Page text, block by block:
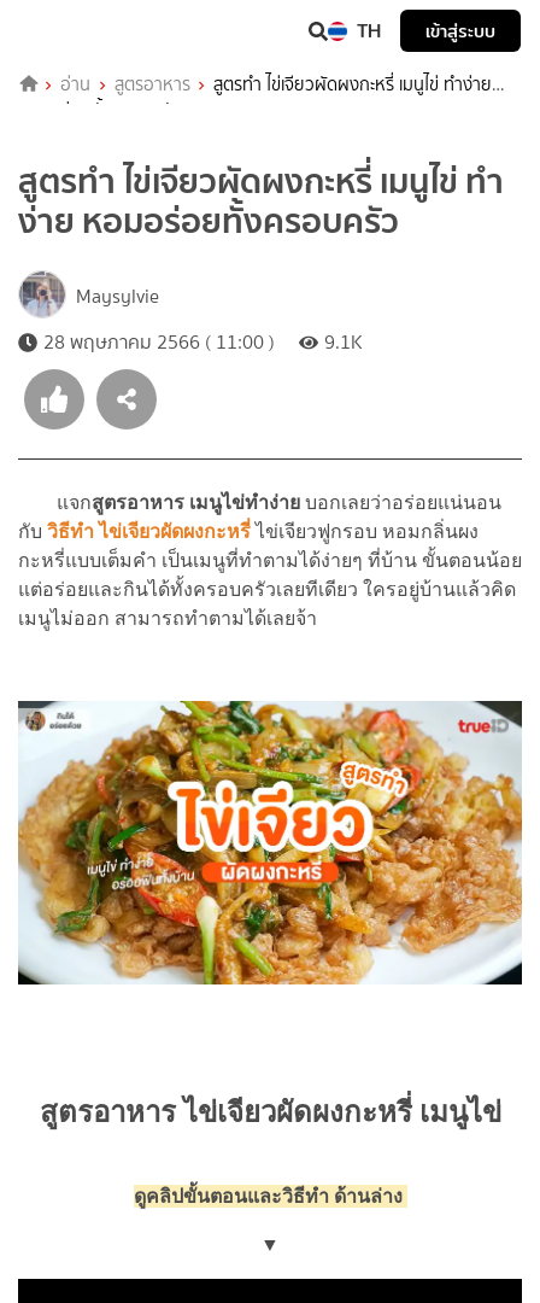
TH เข้าสู่ระบบ
อ่าน สูตรอาหาร
สูตรทำ ไข่เจียวผัดผงกะหรี่ เมนูไข่ ทำง่าย
หอมอร่อยทั้งครอบครัว
สูตรทำ ไข่เจียวผัดผงกะหรี่ เมนูไข่ ทำ
ง่าย หอมอร่อยทั้งครอบครัว
Maysylvie
28 พฤษภาคม 2566 ( 11:00 )
9.1K
แจกสูตรอาหาร เมนูไข่ทำง่าย บอกเลยว่าอร่อยแน่นอน
กับ วิธีทำไข่เจียวผัดผงกะหรี่ไข่เจียวฟูกรอบ หอมกลิ่นผง
กะหรี่แบบเต็มคำ เป็นเมนูที่ทำตามได้ง่ายๆ ที่บ้าน ขั้นตอนน้อย
แต่อร่อยและกินได้ทั้งครอบครัวเลยทีเดียว ใครอยู่บ้านแล้วคิด
เมนูไม่ออก สามารถทำตามได้เลยจ้า
สูตรอาหาร ไข่เจียวผัดผงกะหรี่ เมนูไข่
ดูคลิปขั้นตอนและวิธีทำ ด้านล่าง
▼